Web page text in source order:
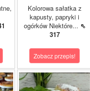
Kolorowa sałatka z
kapusty, papryki i
ogórków Niektóre... ⇖
317
Zobacz przepis!